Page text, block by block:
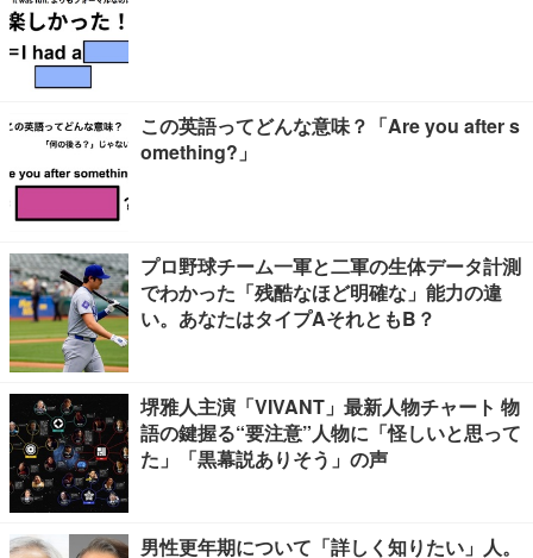
この英語ってどんな意味？「Are you after s
omething?」
プロ野球チーム一軍と二軍の生体データ計測
でわかった「残酷なほど明確な」能力の違
い。あなたはタイプAそれともB？
堺雅人主演「VIVANT」最新人物チャート 物
語の鍵握る“要注意”人物に「怪しいと思って
た」「黒幕説ありそう」の声
男性更年期について「詳しく知りたい」人。